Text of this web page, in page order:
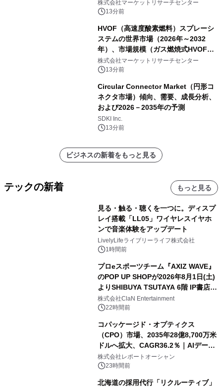
ポートを発表
株式会社マーケットリサーチセンター
13分前
HVOF（高速度酸素燃料）スプレーシ
ステムの世界市場（2026年～2032
年）、市場規模（ガス燃焼式HVOFス
プレーシステム、液体燃料式HVOFス
プレーシステム、ハイブリッド燃料式
ートを発表
株式会社マーケットリサーチセンター
13分前
Circular Connector Market（円形コ
ネクタ市場）傾向、需要、成長分析、
および2026－2035年の予測
SDKI Inc.
13分前
ビジネスの新着をもっと見る
テックの新着 もっと見る
見る・触る・聴くを一つに。ディスプ
レイ搭載「LL05」ワイヤレスイヤホ
ンで音楽体験をアップデート
LivelyLifeライブリーライフ株式会社
1時間前
プロeスポーツチーム『AXIZ WAVE』
のPOP UP SHOPが2026年8月1日(土)
よりSHIBUYA TSUTAYA 6階 IP書店で
開催決定！！
株式会社ClaN Entertainment
22時間前
コパッケージド・オプティクス
（CPO）市場、2035年28億8,700万米
ドルへ拡大、CAGR36.2％｜AIデータ
センター・高速光通信需要が成長を加
速
株式会社レポートオーシャン
23時間前
北海道の採用代行「リクルーティブ」